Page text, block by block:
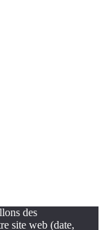
des
site web (date,